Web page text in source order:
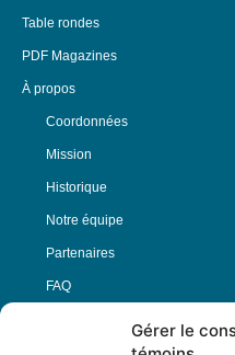
Gérer le
Table rondes
PDF Magazines
À propos
Coordonnées
Mission
Historique
Notre équipe
Partenaires
FAQ